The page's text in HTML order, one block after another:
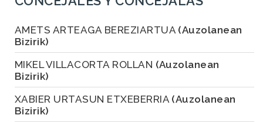
AMETS ARTEAGA BEREZIARTUA (Auzolanean
Bizirik)
MIKEL VILLACORTA ROLLAN (Auzolanean
Bizirik)
XABIER URTASUN ETXEBERRIA (Auzolanean
Bizirik)